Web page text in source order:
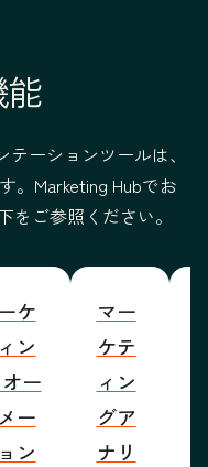
ーションツールは、
。Marketing Hubでお
ご参照ください。
ケ
ン
ー
ー
ン
マー
ケテ
ィン
グア
ナリ